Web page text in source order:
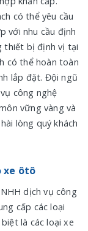
có thể yêu cầu
với nhu cầu định
thiết bị định vị tại
có thể hoàn toàn
lắp đặt. Đội ngũ
công nghệ
vững vàng và
lòng quý khách
xe ôtô
dịch vụ công
cấp các loại
là các loại xe